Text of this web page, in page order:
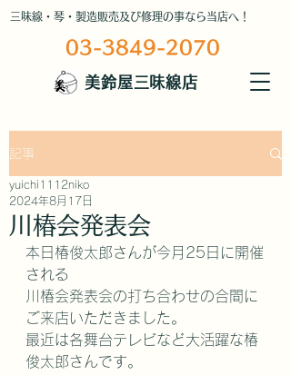
三味線・琴・製造販売及び修理の事なら当店へ！
美鈴屋三味線店
03-3849-2070
記事
川椿会発表会
yuichi1112niko
2024年8月17日
本日椿俊太郎さんが今月25日に開催
される
川椿会発表会の打ち合わせの合間に
ご来店いただきました。
最近は各舞台テレビなど大活躍な椿
俊太郎さんです。